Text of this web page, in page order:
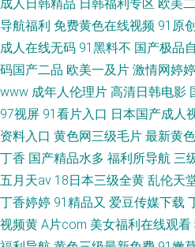
成人日韩精品 日韩福利专区 欧美
导航福利 免费黄色在线视频 91原
成人在线无码 91黑料不 国产极品
码国产二品 欧美一及片 激情网婷婷
www 成年人伦理片 高清日韩电影
97视屏 91看片入口 日本国产成人
资料入口 黄色网三级毛片 最新黄
丁香 国产精品水多 福利所导航 三
五月天av 18日本三级全黄 乱伦天
丁香婷婷 91精品又 爱豆传媒下载
视频黄 A片com 美女福利在线观看